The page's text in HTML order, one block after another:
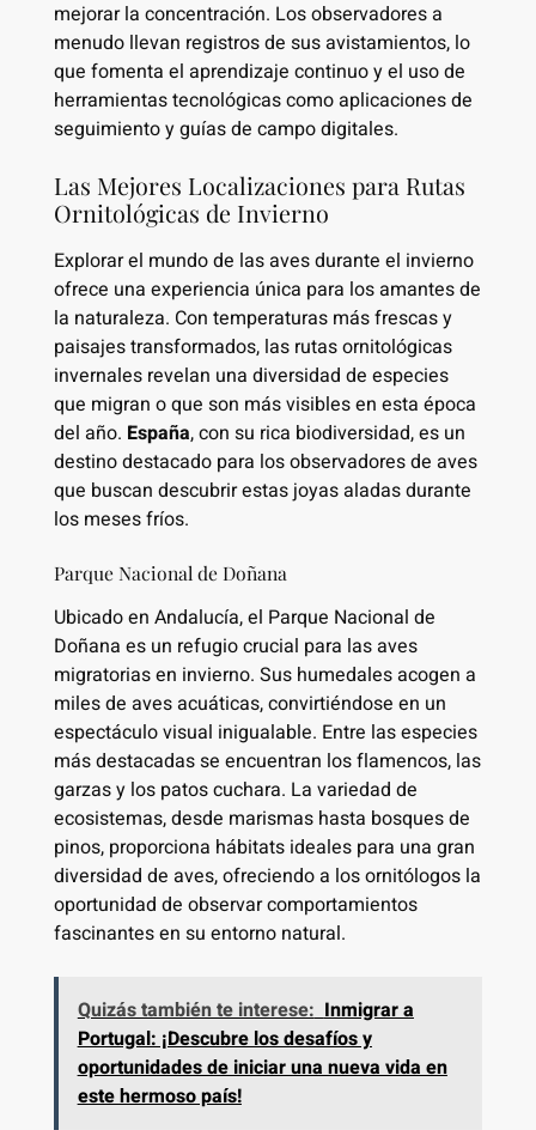
mejorar la concentración. Los observadores a
menudo llevan registros de sus avistamientos, lo
que fomenta el aprendizaje continuo y el uso de
herramientas tecnológicas como aplicaciones de
seguimiento y guías de campo digitales.
Las Mejores Localizaciones para Rutas
Ornitológicas de Invierno
Explorar el mundo de las aves durante el invierno
ofrece una experiencia única para los amantes de
la naturaleza. Con temperaturas más frescas y
paisajes transformados, las rutas ornitológicas
invernales revelan una diversidad de especies
que migran o que son más visibles en esta época
del año. España, con su rica biodiversidad, es un
destino destacado para los observadores de aves
que buscan descubrir estas joyas aladas durante
los meses fríos.
Parque Nacional de Doñana
Ubicado en Andalucía, el Parque Nacional de
Doñana es un refugio crucial para las aves
migratorias en invierno. Sus humedales acogen a
miles de aves acuáticas, convirtiéndose en un
espectáculo visual inigualable. Entre las especies
más destacadas se encuentran los flamencos, las
garzas y los patos cuchara. La variedad de
ecosistemas, desde marismas hasta bosques de
pinos, proporciona hábitats ideales para una gran
diversidad de aves, ofreciendo a los ornitólogos la
oportunidad de observar comportamientos
fascinantes en su entorno natural.
Quizás también te interese: Inmigrar a
Portugal: ¡Descubre los desafíos y
oportunidades de iniciar una nueva vida en
este hermoso país!